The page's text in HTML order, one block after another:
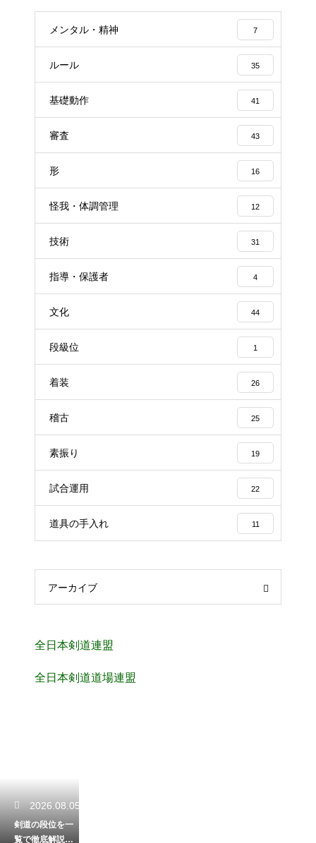
メンタル・精神 7
ルール 35
基礎動作 41
審査 43
形 16
怪我・体調管理 12
技術 31
指導・保護者 4
文化 44
段級位 1
着装 26
稽古 25
素振り 19
試合運用 22
道具の手入れ 11
アーカイブ
全日本剣道連盟
全日本剣道道場連盟
2026.08.05
剣道の段位を一
覧で徹底解説！